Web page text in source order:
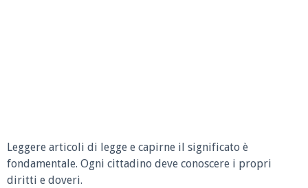
Leggere articoli di legge e capirne il significato è
fondamentale. Ogni cittadino deve conoscere i propri
diritti e doveri.